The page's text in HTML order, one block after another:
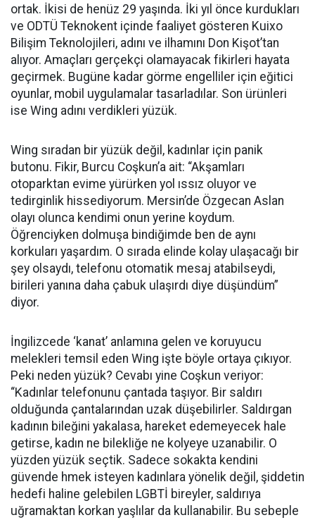
ortak. İkisi de henüz 29 yaşında. İki yıl önce kurdukları
ve ODTÜ Teknokent içinde faaliyet gösteren Kuixo
Bilişim Teknolojileri, adını ve ilhamını Don Kişot’tan
alıyor. Amaçları gerçekçi olamayacak fikirleri hayata
geçirmek. Bugüne kadar görme engelliler için eğitici
oyunlar, mobil uygulamalar tasarladılar. Son ürünleri
ise Wing adını verdikleri yüzük.
Wing sıradan bir yüzük değil, kadınlar için panik
butonu. Fikir, Burcu Coşkun’a ait: “Akşamları
otoparktan evime yürürken yol ıssız oluyor ve
tedirginlik hissediyorum. Mersin’de Özgecan Aslan
olayı olunca kendimi onun yerine koydum.
Öğrenciyken dolmuşa bindiğimde ben de aynı
korkuları yaşardım. O sırada elinde kolay ulaşacağı bir
şey olsaydı, telefonu otomatik mesaj atabilseydi,
birileri yanına daha çabuk ulaşırdı diye düşündüm”
diyor.
İngilizcede ‘kanat’ anlamına gelen ve koruyucu
melekleri temsil eden Wing işte böyle ortaya çıkıyor.
Peki neden yüzük? Cevabı yine Coşkun veriyor:
“Kadınlar telefonunu çantada taşıyor. Bir saldırı
olduğunda çantalarından uzak düşebilirler. Saldırgan
kadının bileğini yakalasa, hareket edemeyecek hale
getirse, kadın ne bilekliğe ne kolyeye uzanabilir. O
yüzden yüzük seçtik. Sadece sokakta kendini
güvende hmek isteyen kadınlara yönelik değil, şiddetin
hedefi haline gelebilen LGBTİ bireyler, saldırıya
uğramaktan korkan yaşlılar da kullanabilir. Bu sebeple